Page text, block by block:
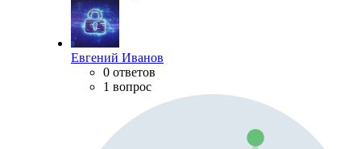
Евгений Иванов
0 ответов
1 вопрос